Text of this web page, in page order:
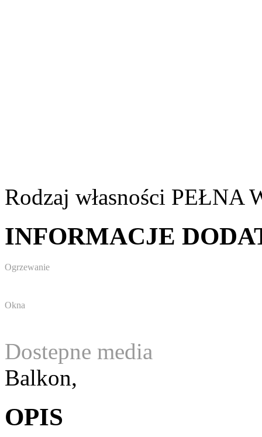
Rodzaj własności PEŁNA
INFORMACJE
Ogrzewanie
Okna
Dostepne media
Balkon,
OPIS